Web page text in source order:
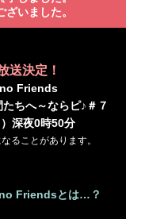
ざいました。
送決定！
Friends
ちへ～ならピ♪＃７
深夜0時50分
ることがあります。
Friendsとは…？